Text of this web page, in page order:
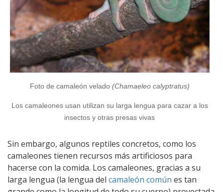
Foto de camaleón velado (Chamaeleo calyptratus)
Los camaleones usan utilizan su larga lengua para cazar a los
insectos y otras presas vivas
Sin embargo, algunos reptiles concretos, como los
camaleones tienen recursos más artificiosos para
hacerse con la comida. Los camaleones, gracias a su
larga lengua (la lengua del camaleón común es tan